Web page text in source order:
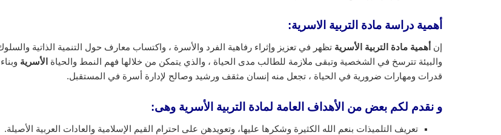
أهمية دراسة مادة التربية الاسرية:
إن أهمية مادة التربية الأسرية تظهر في تعزيز وإثراء رفاهية الفرد والأسرة ، واكتساب معارف حول التنمية الذاتية
والبيئة تترسخ في الشخصية وتبقى ملازمة للطالب مدى الحياة ، والذي يتمكن من خلالها فهم النمط والحياة الأسرية وبناء
قدرات ومهارات ضرورية في الحياة ، تجعل منه إنسان مثقف ورشيد وصالح لإدارة أسرة في المستقبل.
و نقدم لكم بعض من الأهداف العامة لمادة التربية الأسرية وهى:
تعريف التلميذات بنعم الله الكثيرة وشكرها عليها، وتعويدهن على احترام القيم الإسلامية والعادات العربية الأصيلة.